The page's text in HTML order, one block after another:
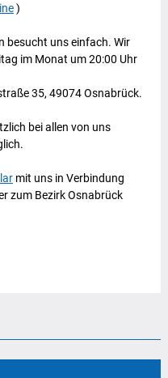
)
besucht uns einfach. Wir
im Monat um 20:00 Uhr
35, 49074 Osnabrück.
bei allen von uns
mit uns in Verbindung
zum Bezirk Osnabrück